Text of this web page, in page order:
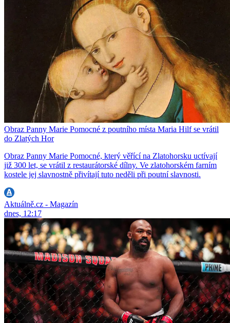
Obraz Panny Marie Pomocné z poutního místa Maria Hilf se vrátil
do Zlatých Hor
Obraz Panny Marie Pomocné, který věřící na Zlatohorsku uctívají
již 300 let, se vrátil z restaurátorské dílny. Ve zlatohorském farním
kostele jej slavnostně přivítají tuto neděli při poutní slavnosti.
Aktuálně.cz - Magazín
dnes, 12:17